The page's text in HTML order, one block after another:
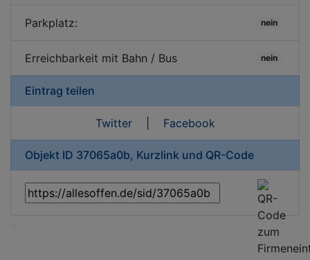
Parkplatz: nein
Erreichbarkeit mit Bahn / Bus nein
Eintrag teilen
Twitter| Facebook
Objekt ID 37065a0b, Kurzlink und QR-Code